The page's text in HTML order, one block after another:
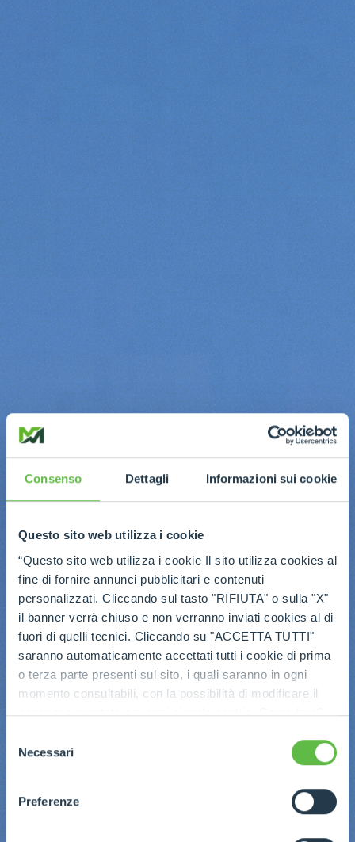
Consenso Dettagli Informazioni sui cookie
Questo sito web utilizza i cookie
“Questo sito web utilizza i cookie Il sito utilizza cookies al
fine di fornire annunci pubblicitari e contenuti
personalizzati. Cliccando sul tasto "RIFIUTA" o sulla "X"
il banner verrà chiuso e non verranno inviati cookies al di
fuori di quelli tecnici. Cliccando su "ACCETTA TUTTI"
saranno automaticamente accettati tutti i cookie di prima
o terza parte presenti sul sito, i quali saranno in ogni
momento consultabili, con la possibilità di modificare il
consenso prestato per ogni singolo cookie. Come fare?
ogni pagina, selezionare "Modifichi il suo consenso" e
dell'informativa completa nel footer presente in ogni
pagina. Per esercitare i diritti riconosciuti all'interessato ai
delNecessari
Preferenze